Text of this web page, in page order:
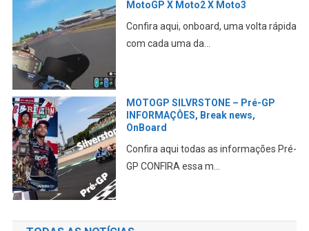
Pré-
A DUCATI revela seu PLANO para
Aqui falamos da abordagem da
MOTOGP e F1 juntas no GP dos
de Fórmula1
Estão sendo elaborados planos para
juntar as duas categ...